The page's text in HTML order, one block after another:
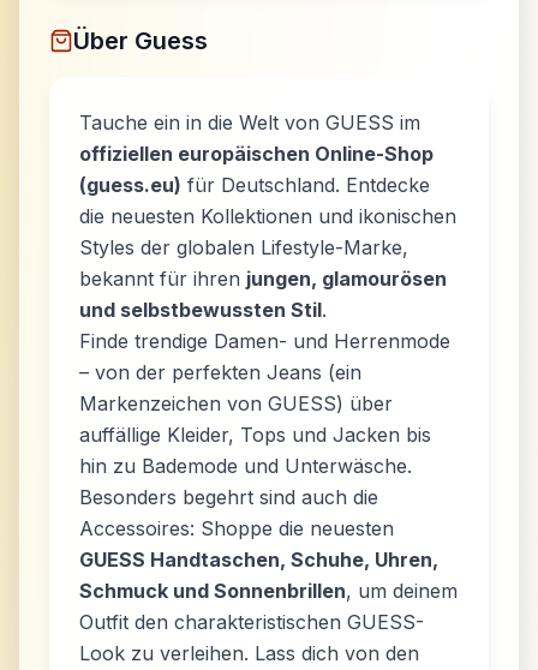
Über Guess
Tauche ein in die Welt von GUESS im
offiziellen europäischen Online-Shop
(guess.eu) für Deutschland. Entdecke
die neuesten Kollektionen und ikonischen
Styles der globalen Lifestyle-Marke,
bekannt für ihren jungen, glamourösen
und selbstbewussten Stil.
Finde trendige Damen- und Herrenmode
– von der perfekten Jeans (ein
Markenzeichen von GUESS) über
auffällige Kleider, Tops und Jacken bis
hin zu Bademode und Unterwäsche.
Besonders begehrt sind auch die
Accessoires: Shoppe die neuesten
GUESS Handtaschen, Schuhe, Uhren,
Schmuck und Sonnenbrillen, um deinem
Outfit den charakteristischen GUESS-
Look zu verleihen. Lass dich von den